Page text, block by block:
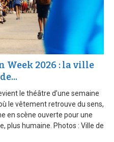
Week 2026 : la ville
le théâtre d’une semaine
le vêtement retrouve du sens,
en scène ouverte pour une
plus humaine. Photos : Ville de